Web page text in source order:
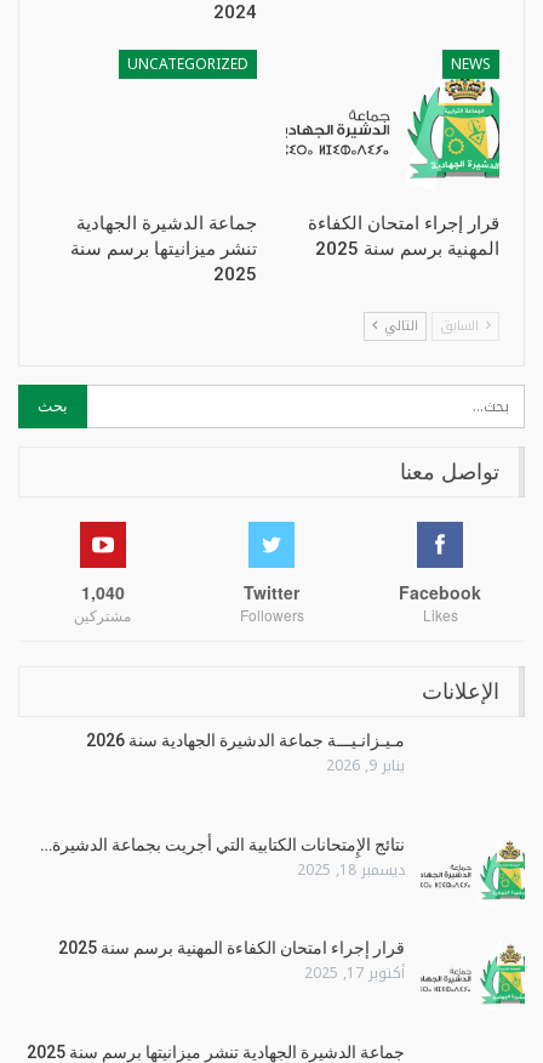
2024
NEWS
قرار إجراء امتحان الكفاءة
المهنية برسم سنة 2025
UNCATEGORIZED
جماعة الدشيرة الجهادية
تنشر ميزانيتها برسم سنة
2025
السابق التالي
تواصل معنا
Facebook
Likes
Twitter
Followers
1,040
مشتركين
الإعلانات
مـيـزانـيـــة جماعة الدشيرة الجهادية سنة 2026
يناير 9, 2026
نتائج الإِمتحانات الكتابية التي أجريت بجماعة الدشيرة…
ديسمبر 18, 2025
قرار إجراء امتحان الكفاءة المهنية برسم سنة 2025
أكتوبر 17, 2025
جماعة الدشيرة الجهادية تنشر ميزانيتها برسم سنة 2025